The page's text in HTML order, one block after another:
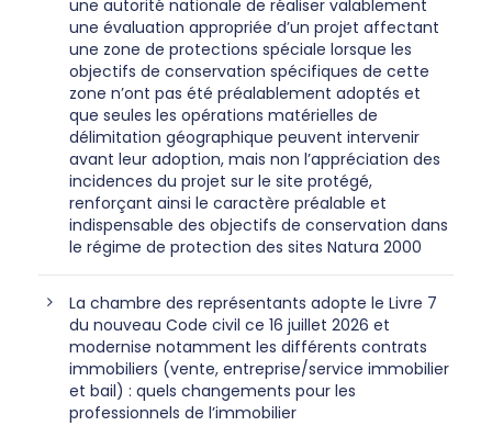
une autorité nationale de réaliser valablement
une évaluation appropriée d’un projet affectant
une zone de protections spéciale lorsque les
objectifs de conservation spécifiques de cette
zone n’ont pas été préalablement adoptés et
que seules les opérations matérielles de
délimitation géographique peuvent intervenir
avant leur adoption, mais non l’appréciation des
incidences du projet sur le site protégé,
renforçant ainsi le caractère préalable et
indispensable des objectifs de conservation dans
le régime de protection des sites Natura 2000
La chambre des représentants adopte le Livre 7
du nouveau Code civil ce 16 juillet 2026 et
modernise notamment les différents contrats
immobiliers (vente, entreprise/service immobilier
et bail) : quels changements pour les
professionnels de l’immobilier